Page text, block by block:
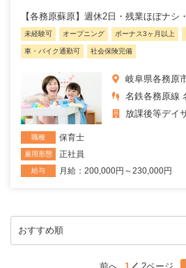
【各務原蘇原】週休2日・残業ほぼナシ
未経験可 オープニング ボーナス3ヶ月以上
車・バイク通勤可 社会保険完備
岐阜県各務原
名鉄各務原線
放課後等デイ
職種 保育士
雇用形態 正社員
給与 月給：200,000円～230,000円